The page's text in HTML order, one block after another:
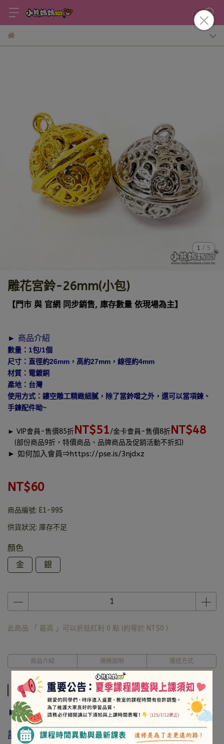
1 / 5
雕花宮鈴-26mm(小包)
【門市 與 官網 同步銷售, 庫存數量 依現場為主】
► 商品介紹
數量：1包/1個
尺寸：直徑約26mm，高約27mm，線徑約4mm
材質：電鍍銅
產地：台灣
使用方式：鏤空雕工精緻細膩，除了當鈴噹之外，還可以當項鍊、
手鍊配件呦~
► VIP會員-售價85折 NT$51/金卡會員-售價8折 NT$48
(部份商品9折，特價商品、品牌商品及促銷活動不折扣)
► 如何加入會員⇒https://pse.is/3njdxz
NT$60
商品編號: E1-99S
供貨狀況: 庫存不足
顏色
金
銀
此商品 「 最高 」可以折抵紅利 0 點 (約等於 NT$0 )
商品介紹 規格說明 運送方式
商品介紹
► 注意事項
訂購前請詳閱「線上訂購流程說明」及「退換